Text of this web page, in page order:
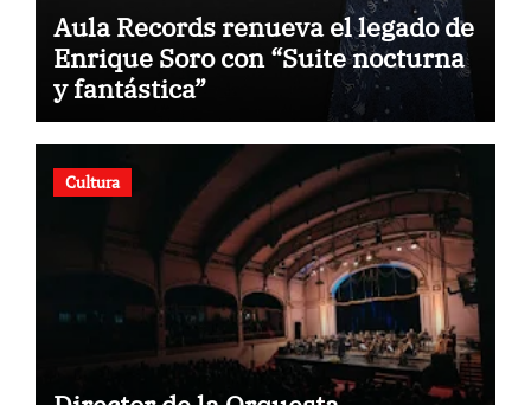
Aula Records renueva el legado de
Enrique Soro con “Suite nocturna
y fantástica”
Cultura